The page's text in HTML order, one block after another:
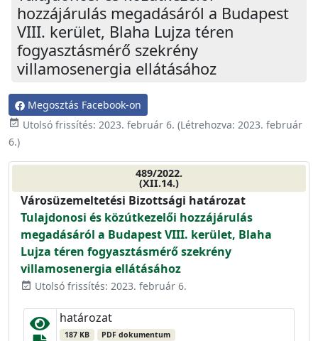
hozzájárulás megadásáról a Budapest
VIII. kerület, Blaha Lujza téren
fogyasztásmérő szekrény
villamosenergia ellátásához
Megosztás Facebook-on
event_available Utolsó frissítés: 2023. február 6. (Létrehozva: 2023. február
6.)
489/2022.
(XII.14.)
Városüzemeltetési Bizottsági határozat
Tulajdonosi és közútkezelői hozzájárulás
megadásáról a Budapest VIII. kerület, Blaha
Lujza téren fogyasztásmérő szekrény
villamosenergia ellátásához
event_available Utolsó frissítés: 2023. február 6.
határozat
187 KB PDF dokumentum